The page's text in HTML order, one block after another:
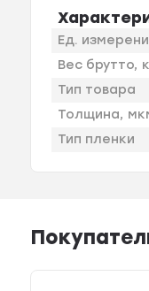
Ед.
Вес брутто,
Тип товара
Толщина,
Тип пленки